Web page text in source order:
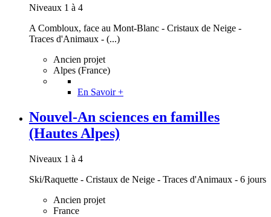
Niveaux 1 à 4
A Combloux, face au Mont-Blanc - Cristaux de Neige -
Traces d'Animaux - (...)
Ancien projet
Alpes (France)
En Savoir +
Nouvel-An sciences en familles
(Hautes Alpes)
Niveaux 1 à 4
Ski/Raquette - Cristaux de Neige - Traces d'Animaux - 6 jours
Ancien projet
France